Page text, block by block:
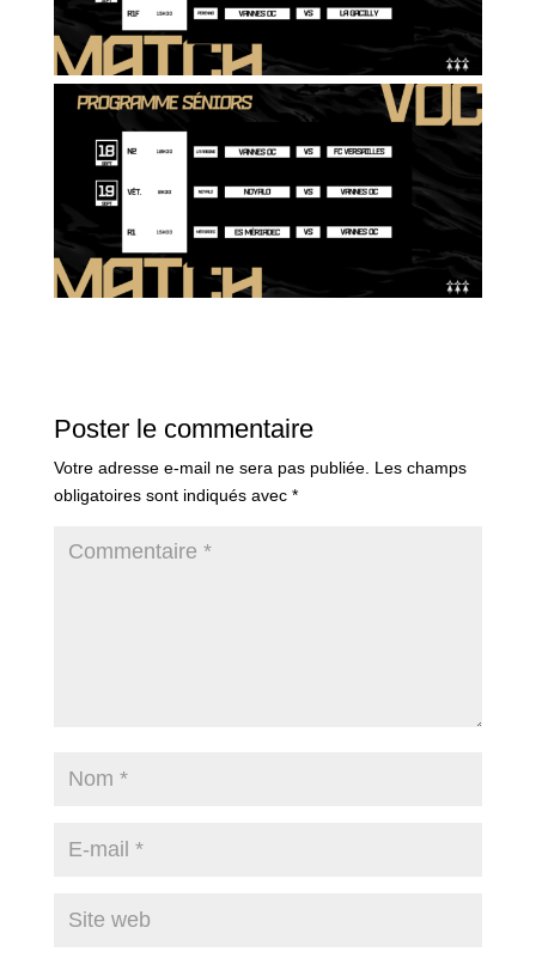
Poster le commentaire
Votre adresse e-mail ne sera pas publiée. Les champs
obligatoires sont indiqués avec *